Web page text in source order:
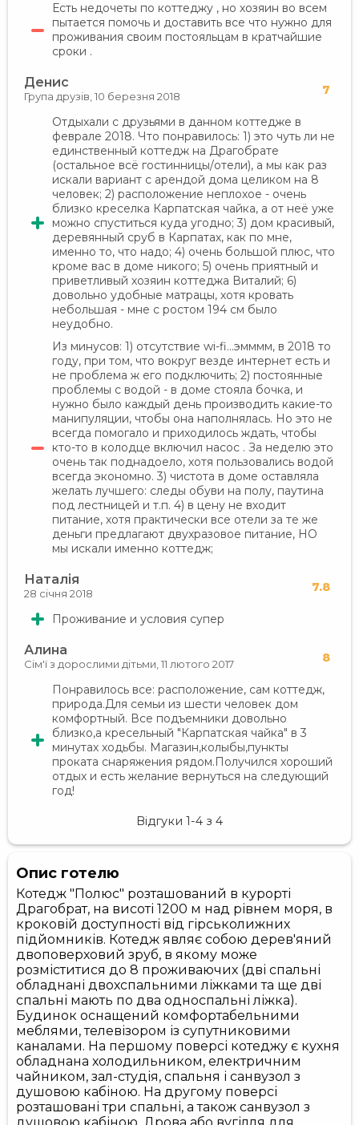
Есть недочеты по коттеджу , но хозяин во всем
пытается помочь и доставить все что нужно для
проживания своим постояльцам в кратчайшие
сроки .
Денис 7
Група друзів, 10 березня 2018
Отдыхали с друзьями в данном коттедже в
феврале 2018. Что понравилось: 1) это чуть ли не
единственный коттедж на Драгобрате
(остальное всё гостинницы/отели), а мы как раз
искали вариант с арендой дома целиком на 8
человек; 2) расположение неплохое - очень
близко креселка Карпатская чайка, а от неё уже
можно спуститься куда угодно; 3) дом красивый,
деревянный сруб в Карпатах, как по мне,
именно то, что надо; 4) очень большой плюс, что
кроме вас в доме никого; 5) очень приятный и
приветливый хозяин коттеджа Виталий; 6)
довольно удобные матрацы, хотя кровать
небольшая - мне с ростом 194 см было
неудобно.
Из минусов: 1) отсутствие wi-fi...эмммм, в 2018 то
году, при том, что вокруг везде интернет есть и
не проблема ж его подключить; 2) постоянные
проблемы с водой - в доме стояла бочка, и
нужно было каждый день производить какие-то
манипуляции, чтобы она наполнялась. Но это не
всегда помогало и приходилось ждать, чтобы
кто-то в колодце включил насос . За неделю это
очень так поднадоело, хотя пользовались водой
всегда экономно. 3) чистота в доме оставляла
желать лучшего: следы обуви на полу, паутина
под лестницей и т.п. 4) в цену не входит
питание, хотя практически все отели за те же
деньги предлагают двухразовое питание, НО
мы искали именно коттедж;
Наталія 7.8
28 січня 2018
Проживание и условия супер
Алина 8
Сім'ї з дорослими дітьми, 11 лютого 2017
Понравилось все: расположение, сам коттедж,
природа.Для семьи из шести человек дом
комфортный. Все подъемники довольно
близко,а кресельный "Карпатская чайка" в 3
минутах ходьбы. Магазин,колыбы,пункты
проката снаряжения рядом.Получился хороший
отдых и есть желание вернуться на следующий
год!
Відгуки 1-4 з 4
Опис готелю
Котедж "Полюс" розташований в курорті
Драгобрат, на висоті 1200 м над рівнем моря, в
кроковій доступності від гірськолижних
підйомників. Котедж являє собою дерев'яний
двоповерховий зруб, в якому може
розміститися до 8 проживаючих (дві спальні
обладнані двохспальними ліжками та ще дві
спальні мають по два односпальні ліжка).
Будинок оснащений комфортабельними
меблями, телевізором із супутниковими
каналами. На першому поверсі котеджу є кухня
обладнана холодильником, електричним
чайником, зал-студія, спальня і санвузол з
душовою кабіною. На другому поверсі
розташовані три спальні, а також санвузол з